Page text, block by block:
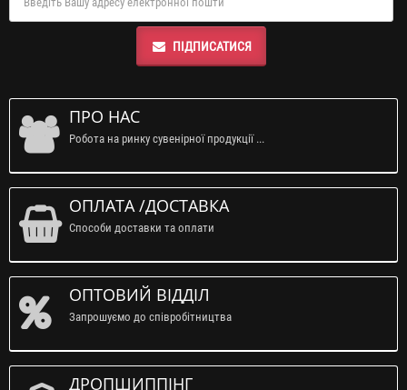
ПІДПИСАТИСЯ
ПРО НАС
Робота на ринку сувенірної продукції ...
ОПЛАТА /ДОСТАВКА
Способи доставки та оплати
ОПТОВИЙ ВІДДІЛ
Запрошуємо до співробітництва
ДРОПШИППІНГ